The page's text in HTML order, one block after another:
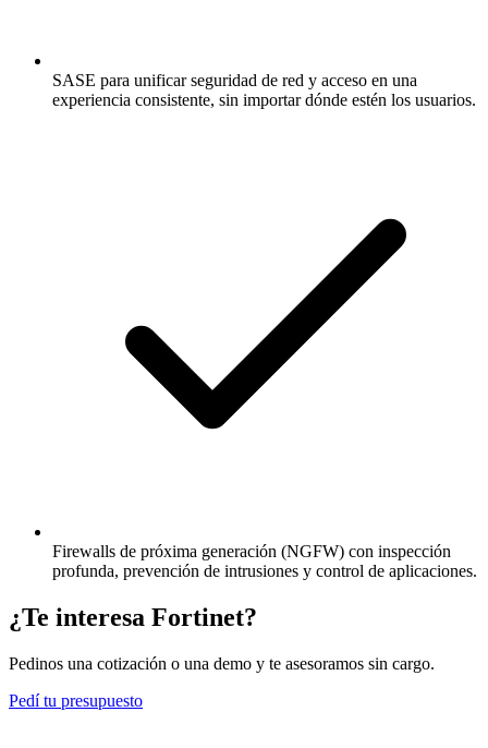
SASE para unificar seguridad de red y acceso en una
experiencia consistente, sin importar dónde estén los usuarios.
Firewalls de próxima generación (NGFW) con inspección
profunda, prevención de intrusiones y control de aplicaciones.
¿Te interesa Fortinet?
Pedinos una cotización o una demo y te asesoramos sin cargo.
Pedí tu presupuesto